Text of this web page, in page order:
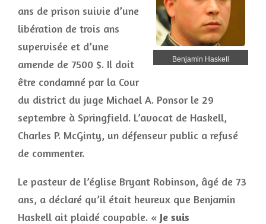
Benjamin Haskell
ans de prison suivie d’une
libération de trois ans
supervisée et d’une
amende de 7500 $. Il doit
être condamné par la Cour
du district du juge Michael A. Ponsor le 29
septembre à Springfield. L’avocat de Haskell,
Charles P. McGinty, un défenseur public a refusé
de commenter.
Le pasteur de l’église Bryant Robinson, âgé de 73
ans, a déclaré qu’il était heureux que Benjamin
Haskell ait plaidé coupable. « Je suis